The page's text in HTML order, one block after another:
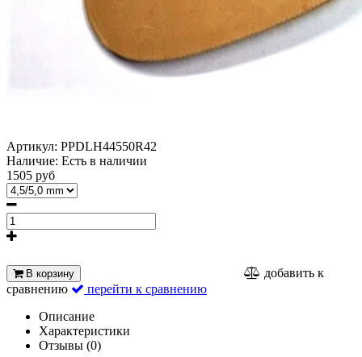
Артикул: PPDLH44550R42
Наличие: Есть в наличии
1505 руб
В корзину
добавить к
сравнению
перейти к сравнению
Описание
Характеристики
Отзывы (0)